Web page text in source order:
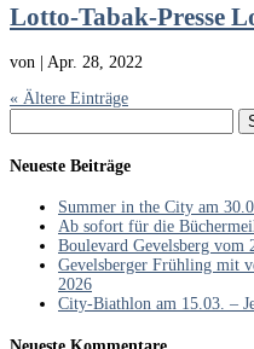
Lotto-Tabak-Presse
von
Apr. 28, 2022
« Ältere Einträge
nach:
Neueste Beiträge
Summer in the City am
Ab sofort für die
Boulevard Gevelsberg vom
Gevelsberger Frühling mit
2026
City-Biathlon am 15.03. –